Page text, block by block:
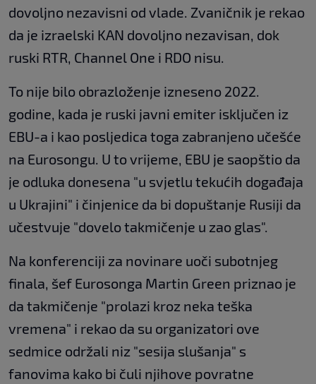
dovoljno nezavisni od vlade. Zvaničnik je rekao
da je izraelski KAN dovoljno nezavisan, dok
ruski RTR, Channel One i RDO nisu.
To nije bilo obrazloženje izneseno 2022.
godine, kada je ruski javni emiter isključen iz
EBU-a i kao posljedica toga zabranjeno učešće
na Eurosongu. U to vrijeme, EBU je saopštio da
je odluka donesena "u svjetlu tekućih događaja
u Ukrajini" i činjenice da bi dopuštanje Rusiji da
učestvuje "dovelo takmičenje u zao glas".
Na konferenciji za novinare uoči subotnjeg
finala, šef Eurosonga Martin Green priznao je
da takmičenje "prolazi kroz neka teška
vremena" i rekao da su organizatori ove
sedmice održali niz "sesija slušanja" s
fanovima kako bi čuli njihove povratne